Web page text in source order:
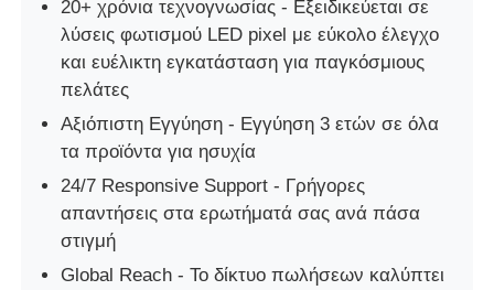
20+ χρόνια τεχνογνωσίας - Εξειδικεύεται σε
λύσεις φωτισμού LED pixel με εύκολο έλεγχο
και ευέλικτη εγκατάσταση για παγκόσμιους
πελάτες
Αξιόπιστη Εγγύηση - Εγγύηση 3 ετών σε όλα
τα προϊόντα για ησυχία
24/7 Responsive Support - Γρήγορες
απαντήσεις στα ερωτήματά σας ανά πάσα
στιγμή
Global Reach - Το δίκτυο πωλήσεων καλύπτει